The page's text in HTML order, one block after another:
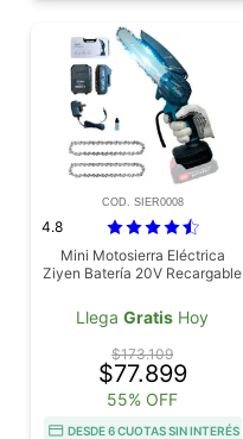
COD. SIER0008
4.8
Mini Motosierra Eléctrica
Ziyen Batería 20V Recargable
Llega Gratis Hoy
$173.109
$77.899
55% OFF
DESDE 6 CUOTAS SIN INTERÉS